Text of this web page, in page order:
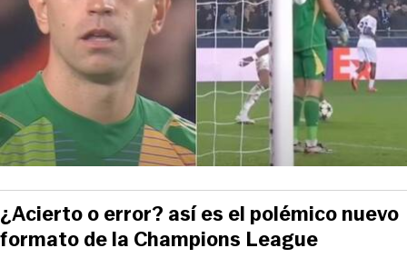
¿Acierto o error? así es el polémico nuevo
formato de la Champions League